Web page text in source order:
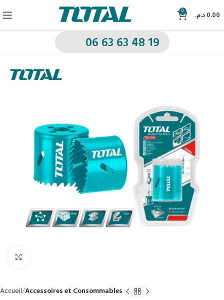
0 0.00د.م.
06 63 63 48 19
Accueil Accessoires et Consommables